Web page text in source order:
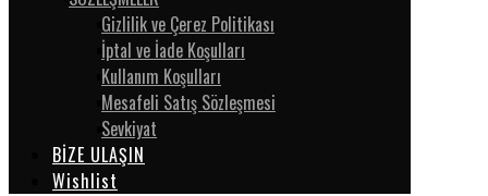
Gizlilik ve Çerez Politikası
İptal ve İade Koşulları
Kullanım Koşulları
Mesafeli Satış Sözleşmesi
Sevkiyat
BİZE ULAŞIN
Wishlist